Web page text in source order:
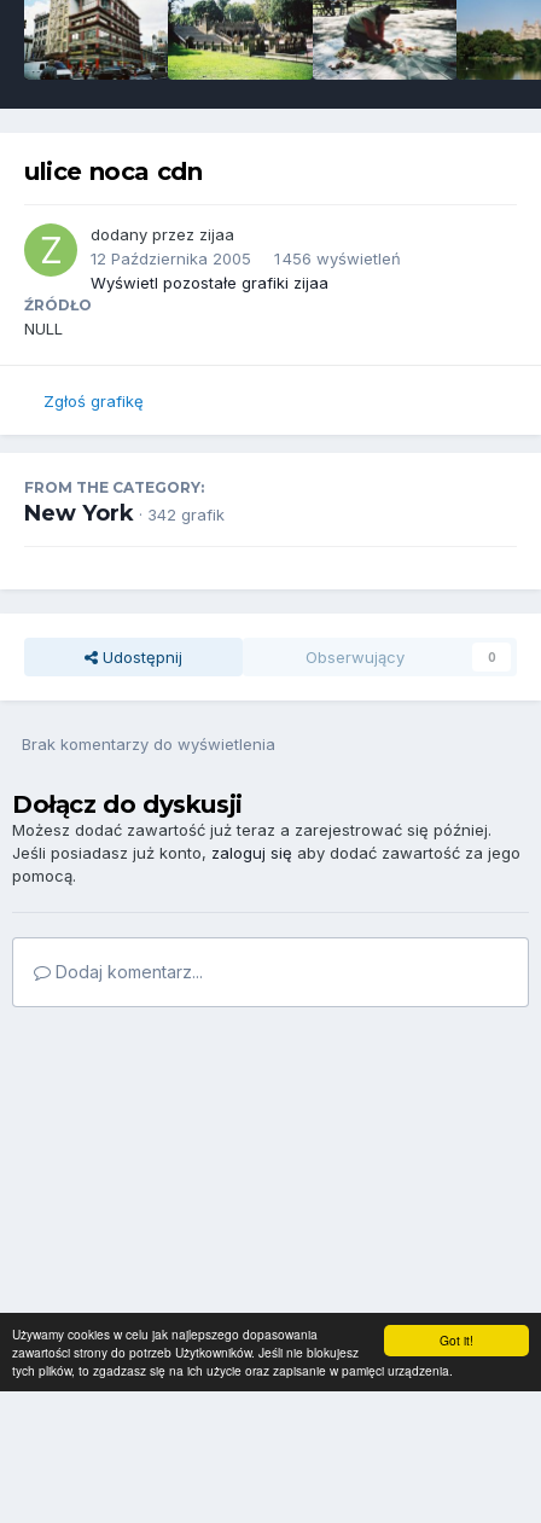
Got it!
Używamy cookies w celu jak najlepszego dopasowania
zawartości strony do potrzeb Użytkowników. Jeśli nie blokujesz
tych plików, to zgadzasz się na ich użycie oraz zapisanie w pamięci urządzenia.
ulice noca cdn
dodany przez zijaa
12 Października 2005
1 456 wyświetleń
Wyświetl pozostałe grafiki zijaa
ŹRÓDŁO
NULL
Zgłoś grafikę
FROM THE CATEGORY:
New York · 342 grafik
Udostępnij Obserwujący 0
Brak komentarzy do wyświetlenia
Dołącz do dyskusji
Możesz dodać zawartość już teraz a zarejestrować się później.
Jeśli posiadasz już konto, zaloguj się aby dodać zawartość za jego
pomocą.
Dodaj komentarz...